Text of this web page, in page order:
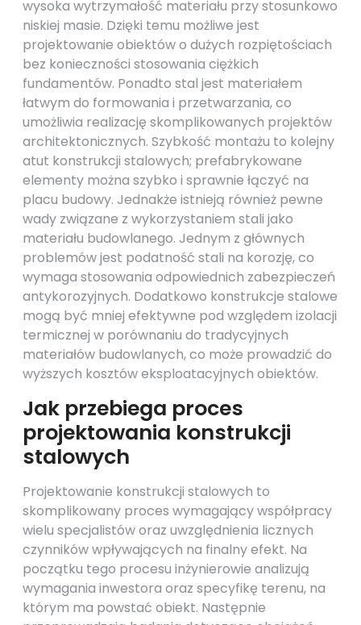
wysoka wytrzymałość materiału przy stosunkowo
niskiej masie. Dzięki temu możliwe jest
projektowanie obiektów o dużych rozpiętościach
bez konieczności stosowania ciężkich
fundamentów. Ponadto stal jest materiałem
łatwym do formowania i przetwarzania, co
umożliwia realizację skomplikowanych projektów
architektonicznych. Szybkość montażu to kolejny
atut konstrukcji stalowych; prefabrykowane
elementy można szybko i sprawnie łączyć na
placu budowy. Jednakże istnieją również pewne
wady związane z wykorzystaniem stali jako
materiału budowlanego. Jednym z głównych
problemów jest podatność stali na korozję, co
wymaga stosowania odpowiednich zabezpieczeń
antykorozyjnych. Dodatkowo konstrukcje stalowe
mogą być mniej efektywne pod względem izolacji
termicznej w porównaniu do tradycyjnych
materiałów budowlanych, co może prowadzić do
wyższych kosztów eksploatacyjnych obiektów.
Jak przebiega proces
projektowania konstrukcji
stalowych
Projektowanie konstrukcji stalowych to
skomplikowany proces wymagający współpracy
wielu specjalistów oraz uwzględnienia licznych
czynników wpływających na finalny efekt. Na
początku tego procesu inżynierowie analizują
wymagania inwestora oraz specyfikę terenu, na
którym ma powstać obiekt. Następnie